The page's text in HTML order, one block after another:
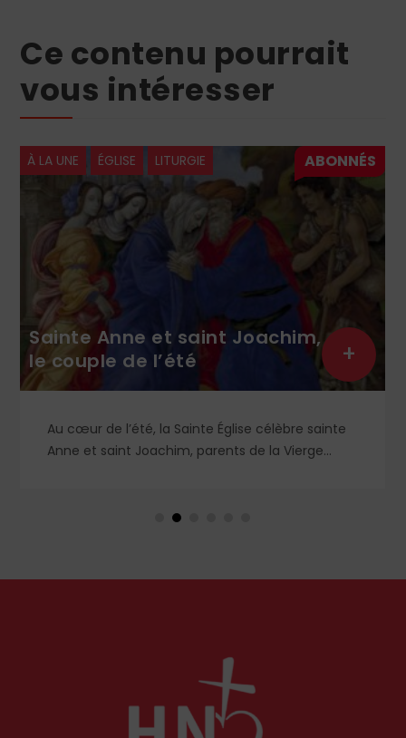
Ce contenu pourrait
vous intéresser
À LA UNE ÉGLISE LITURGIE
Sainte Anne et saint Joachim,
le couple de l’été
Au cœur de l’été, la Sainte Église célèbre sainte
Anne et saint Joachim, parents de la Vierge
en Orient qu’en Occident, célèbre par sa piété
+